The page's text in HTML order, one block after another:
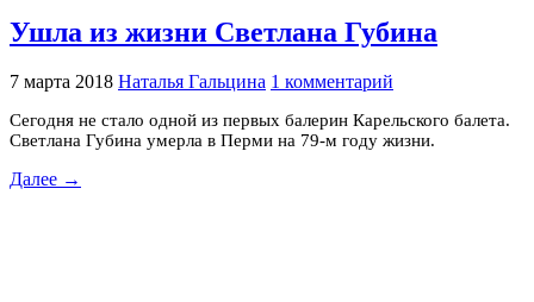
Ушла из жизни Светлана Губина
7 марта 2018 Наталья Гальцина 1 комментарий
Сегодня не стало одной из первых балерин Карельского балета.
Светлана Губина умерла в Перми на 79-м году жизни.
Далее →